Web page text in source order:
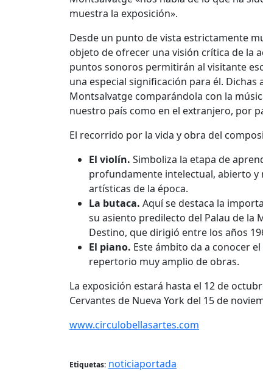
muestra la exposición».
Desde un punto de vista estrictamente
objeto de ofrecer una visión crítica de la
puntos sonoros permitirán al visitante
una especial significación para él.
Montsalvatge comparándola con la
nuestro país como en el extranjero, por
El recorrido por la vida y obra del
El violín. Simboliza la etapa de
profundamente intelectual, abierto y
artísticas de la época.
La butaca. Aquí se destaca la
su asiento predilecto del Palau de la
Destino, que dirigió entre los años
El piano. Este ámbito da a conocer
repertorio muy amplio de obras.
La exposición estará hasta el 12 de
Cervantes de Nueva York del 15 de
www.circulobellasartes.com
Etiquetas: noticiaportada